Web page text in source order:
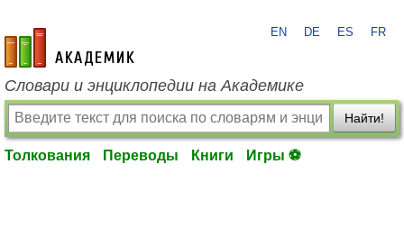
academic.ru
EN DE ES FR
Словари и энциклопедии на Академике
Найти!
Толкования Переводы Книги Игры ⚽